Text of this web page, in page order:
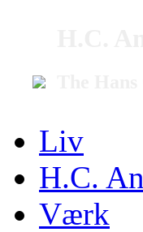
Liv
H.C.
Værk